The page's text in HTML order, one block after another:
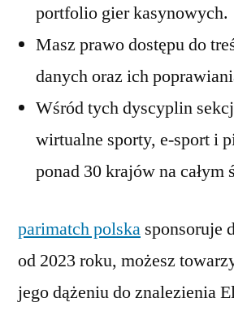
portfolio gier kasynowych.
Masz prawo dostępu do
danych oraz ich
Wśród tych dyscyplin
wirtualne sporty, e-sport i
ponad 30 krajów na całym
parimatch polska sponsoruje
od 2023 roku, możesz
jego dążeniu do znalezienia